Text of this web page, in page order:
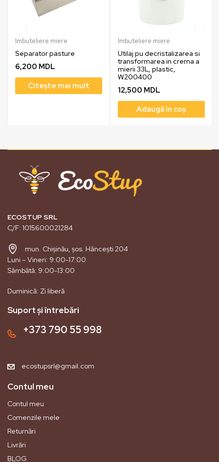
Imbuteliere miere
Separator pasture
6,200 MDL
Citește mai mult
Imbuteliere miere
Utilaj pu decristalizarea si
transformarea in crema a
mierii 33L, plastic,
W200400
12,500 MDL
Adaugă în coș
ECOSTUP SRL
C/F: 1015600021284
mun. Chișinău, șos. Hâncești 204
Luni – Vineri: 9:00-17:00
Sâmbătă: 9:00-13:00
Duminică: Zi liberă
Suport și întrebări
+373 790 55 998
ecostupsrl@gmail.com
Contul meu
Contul meu
Comenzile mele
Returnări
Livrări
BLOG